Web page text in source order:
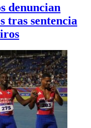
denuncian
tras sentencia